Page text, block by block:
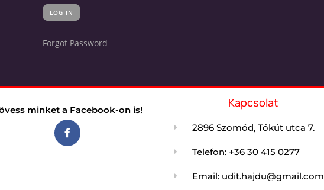
Forgot Password
minket a Facebook-on is!
Kapcsolat
2896 Szomód, Tókút utca 7.
Telefon: +36 30 415 0277
Email: udit.hajdu@gmail.com